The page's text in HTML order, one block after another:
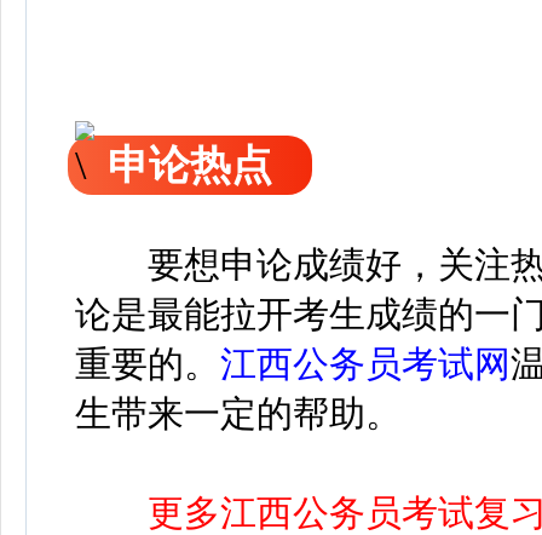
申论热点
要想申论成绩好，关注热
论是最能拉开考生成绩的一
重要的。 江西公务员考试网
生带来一定的帮助。
更多江西公务员考试复